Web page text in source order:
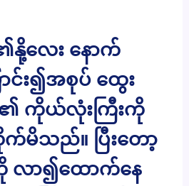
လေး နောက်
င်း၍အစုပ် ထွေး
၏ ကိုယ်လုံးကြီးကို
က်မိသည်။ ပြီးတော့
လာ၍ထောက်နေ